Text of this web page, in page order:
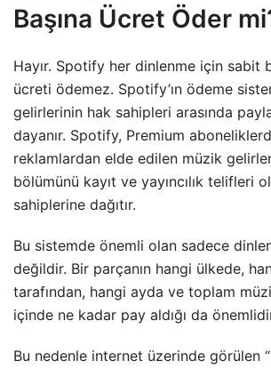
Başına Ücret Öder
Hayır. Spotify her dinlenme için sabit
ücreti ödemez. Spotify’ın ödeme
gelirlerinin hak sahipleri arasında
dayanır. Spotify, Premium
reklamlardan elde edilen müzik
bölümünü kayıt ve yayıncılık telifleri
sahiplerine dağıtır.
Bu sistemde önemli olan sadece
değildir. Bir parçanın hangi ülkede,
tarafından, hangi ayda ve toplam
içinde ne kadar pay aldığı da
Bu nedenle internet üzerinde görülen